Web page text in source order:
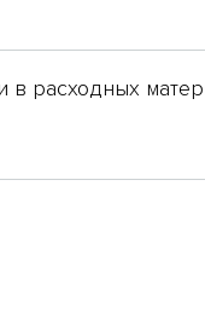
расходных